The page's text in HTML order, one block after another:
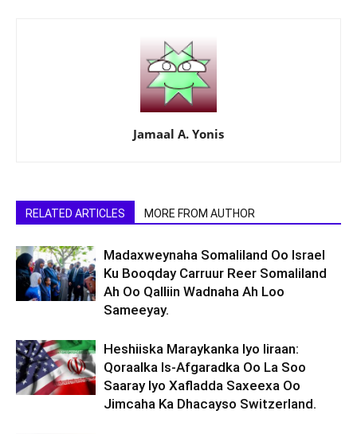
Jamaal A. Yonis
RELATED ARTICLES MORE FROM AUTHOR
Madaxweynaha Somaliland Oo Israel
Ku Booqday Carruur Reer Somaliland
Ah Oo Qalliin Wadnaha Ah Loo
Sameeyay.
Heshiiska Maraykanka Iyo Iiraan:
Qoraalka Is-Afgaradka Oo La Soo
Saaray Iyo Xafladda Saxeexa Oo
Jimcaha Ka Dhacayso Switzerland.